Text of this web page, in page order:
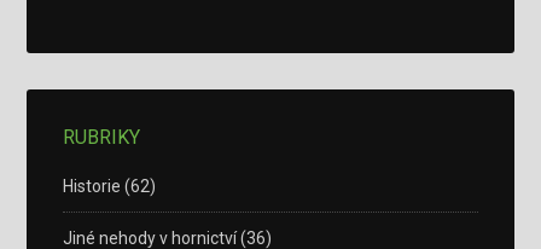
RUBRIKY
Historie (62)
Jiné nehody v hornictví(36)